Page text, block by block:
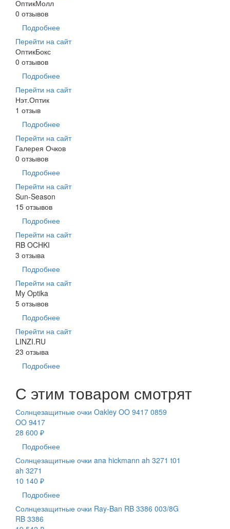
ОптикМолл
0 отзывов
Подробнее
Перейти на сайт
ОптикБокс
0 отзывов
Подробнее
Перейти на сайт
Нэт.Оптик
1 отзыв
Подробнее
Перейти на сайт
Галерея Очков
0 отзывов
Подробнее
Перейти на сайт
Sun-Season
15 отзывов
Подробнее
Перейти на сайт
RB OCHKI
3 отзыва
Подробнее
Перейти на сайт
My Optika
5 отзывов
Подробнее
Перейти на сайт
LINZI.RU
23 отзыва
Подробнее
С этим товаром смотрят
Солнцезащитные очки Oakley OO 9417 0859
OO 9417
28 600 ₽
Подробнее
Солнцезащитные очки ana hickmann ah 3271 t01
ah 3271
10 140 ₽
Подробнее
Солнцезащитные очки Ray-Ban RB 3386 003/8G
RB 3386